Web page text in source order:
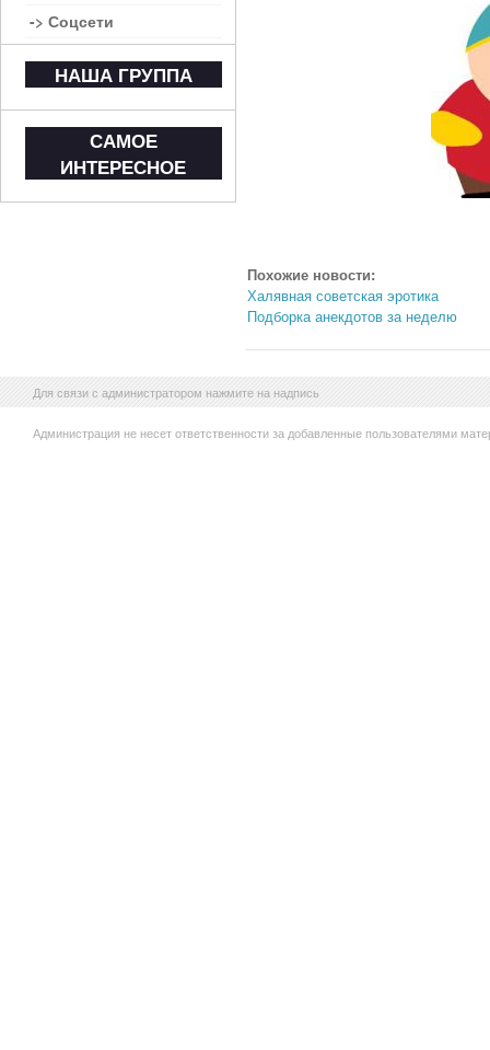
Похожие новости:
Халявная советская эротика
Подборка анекдотов за неделю
-> Соцсети
НАША ГРУППА
САМОЕ
ИНТЕРЕСНОЕ
Для связи с администратором нажмите на надпись
Администрация не несет ответственности за добавленные пользователями